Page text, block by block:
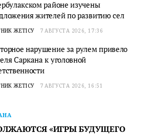
районе изучены
жителей по развитию сел
ЖЕТІСУ 7 АВГУСТА 2026, 17:36
нарушение за рулем привело
Саркана к уголовной
ЖЕТІСУ 7 АВГУСТА 2026, 16:51
«ИГРЫ БУДУЩЕГО